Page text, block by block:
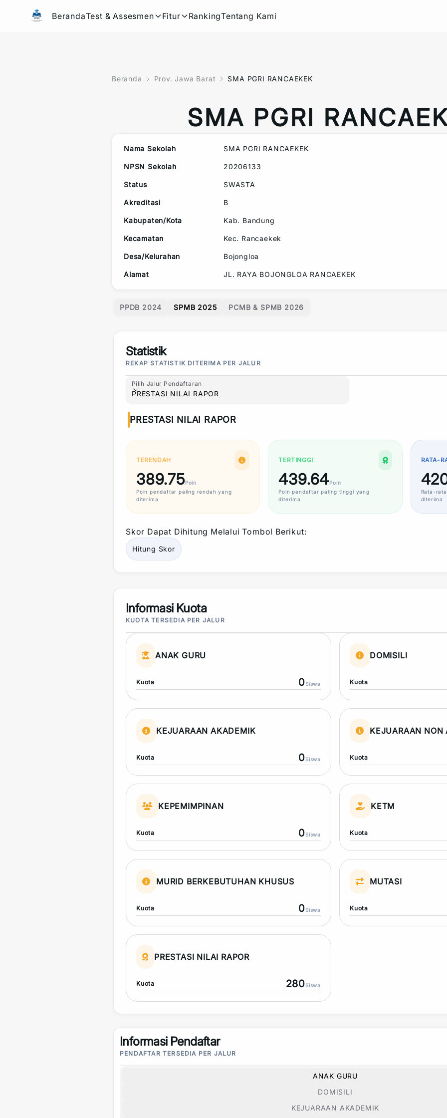
BerandaTest & Assesmen Fitur RankingTentang Kami
Beranda Prov. Jawa Barat SMA PGRI RANCAEKEK
SMA PGRI
Nama Sekolah SMA PGRI RANCAEKEK
NPSN Sekolah 20206133
Status SWASTA
Akreditasi B
Kabupaten/Kota Kab. Bandung
Kecamatan Kec. Rancaekek
Desa/Kelurahan Bojongloa
Alamat JL. RAYA BOJONGLOA RANCAEKEK
PPDB 2024 SPMB 2025 PCMB & SPMB 2026
Statistik
REKAP STATISTIK DITERIMA PER JALUR
Pilih Jalur Pendaftaran
Pilih Jalur Pendaftaran
PRESTASI NILAI RAPOR
PRESTASI NILAI RAPOR
TERENDAH
389.75Poin
Poin pendaftar paling rendah yang
diterima
TERTINGGI
439.64Poin
Poin pendaftar paling tinggi yang
diterima
RATA-
Rata-rata
diterima
Skor Dapat Dihitung Melalui Tombol Berikut:
Hitung Skor
Informasi Kuota
KUOTA TERSEDIA PER JALUR
ANAK GURU
Kuota 0Siswa
DOMISILI
Kuota
KEJUARAAN AKADEMIK
Kuota 0Siswa
KEJUARAAN NON
Kuota
KEPEMIMPINAN
Kuota 0Siswa
KETM
Kuota
MURID BERKEBUTUHAN KHUSUS
Kuota 0Siswa
MUTASI
Kuota
PRESTASI NILAI RAPOR
Kuota 280Siswa
Informasi Pendaftar
PENDAFTAR TERSEDIA PER JALUR
ANAK GURU
DOMISILI
KEJUARAAN AKADEMIK